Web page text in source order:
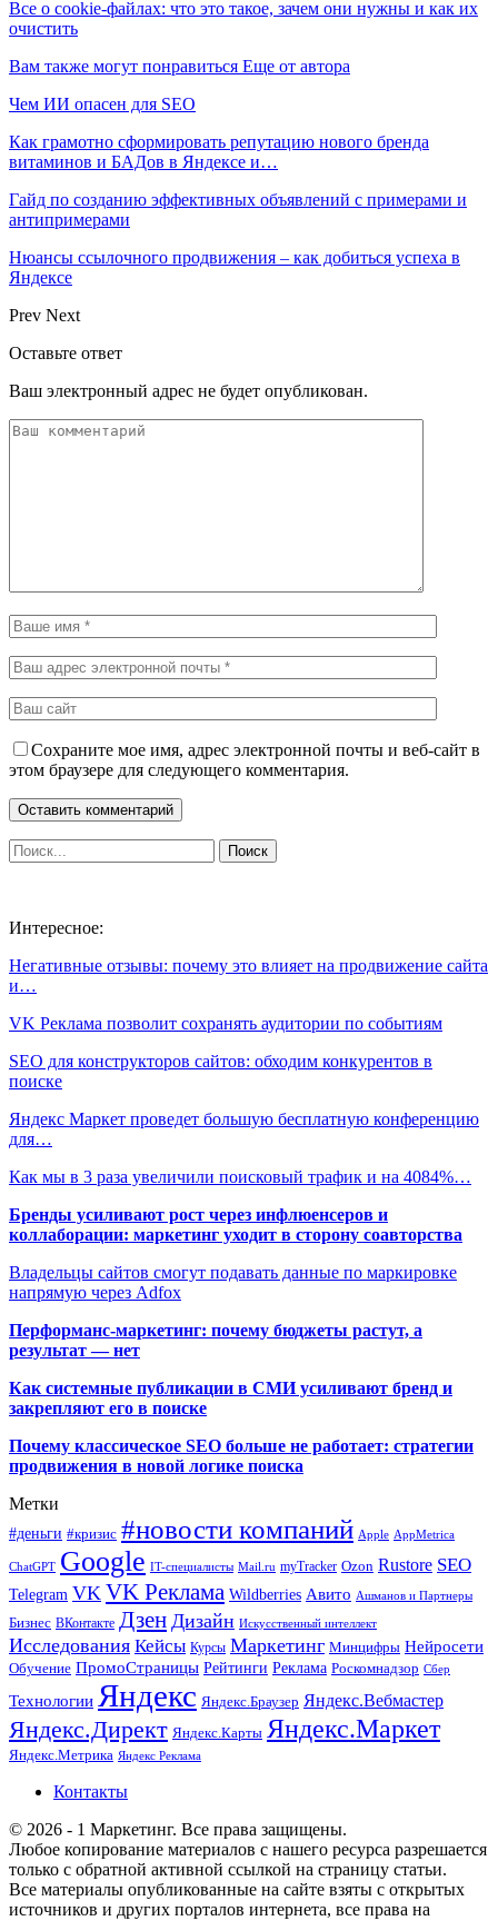
Все о cookie-файлах: что это такое, зачем они нужны и как их
очистить
Вам также могут понравиться Еще от автора
Чем ИИ опасен для SEO
Как грамотно сформировать репутацию нового бренда
витаминов и БАДов в Яндексе и…
Гайд по созданию эффективных объявлений с примерами и
антипримерами
Нюансы ссылочного продвижения – как добиться успеха в
Яндексе
Prev Next
Оставьте ответ
Ваш электронный адрес не будет опубликован.
Сохраните мое имя, адрес электронной почты и веб-сайт в
этом браузере для следующего комментария.
Интересное:
Негативные отзывы: почему это влияет на продвижение сайта
и…
VK Реклама позволит сохранять аудитории по событиям
SEO для конструкторов сайтов: обходим конкурентов в
поиске
Яндекс Маркет проведет большую бесплатную конференцию
для…
Как мы в 3 раза увеличили поисковый трафик и на 4084%…
Бренды усиливают рост через инфлюенсеров и
коллаборации: маркетинг уходит в сторону соавторства
Владельцы сайтов смогут подавать данные по маркировке
напрямую через Adfox
Перформанс-маркетинг: почему бюджеты растут, а
результат — нет
Как системные публикации в СМИ усиливают бренд и
закрепляют его в поиске
Почему классическое SEO больше не работает: стратегии
продвижения в новой логике поиска
Метки
#деньги #кризис #новости компаний Apple AppMetrica
ChatGPT Google IT-специалисты Mail.ru myTracker Ozon Rustore SEO
Telegram VK VK Реклама Wildberries Авито Ашманов и Партнеры
Бизнес ВКонтакте Дзен Дизайн Искусственный интеллект
Исследования Кейсы Курсы Маркетинг Минцифры Нейросети
Обучение ПромоСтраницы Рейтинги Реклама Роскомнадзор Сбер
Технологии Яндекс Яндекс.Браузер Яндекс.Вебмастер
Яндекс.Директ Яндекс.Карты Яндекс.Маркет
Яндекс.Метрика Яндекс Реклама
Контакты
© 2026 - 1 Маркетинг. Все права защищены.
Любое копирование материалов с нашего ресурса разрешается
только с обратной активной ссылкой на страницу статьи.
Все материалы опубликованные на сайте взяты с открытых
источников и других порталов интернета, все права на